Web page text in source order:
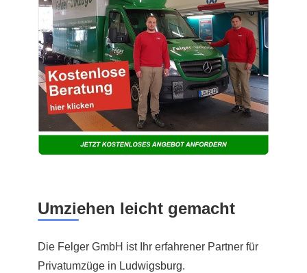
Umziehen leicht gemacht
Die Felger GmbH ist Ihr erfahrener Partner für
Privatumzüge in Ludwigsburg.